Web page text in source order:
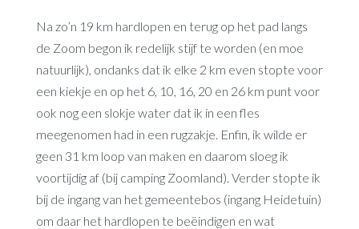
Na zo’n 19 km hardlopen en terug op het pad langs
de Zoom begon ik redelijk stijf te worden (en moe
natuurlijk), ondanks dat ik elke 2 km even stopte voor
een kiekje en op het 6, 10, 16, 20 en 26 km punt voor
ook nog een slokje water dat ik in een fles
meegenomen had in een rugzakje. Enfin, ik wilde er
geen 31 km loop van maken en daarom sloeg ik
voortijdig af (bij camping Zoomland). Verder stopte ik
bij de ingang van het gemeentebos (ingang Heidetuin)
om daar het hardlopen te beëindigen en wat